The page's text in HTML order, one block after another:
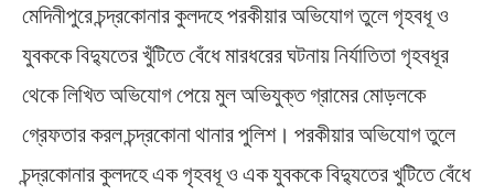
মেদিনীপুরে চন্দ্রকোনার কুলদহে পরকীয়ার অভিযোগ তুলে গৃহবধূ ও
যুবককে বিদ্যুতের খুঁটিতে বেঁধে মারধরের ঘটনায় নির্যাতিতা গৃহবধূর
থেকে লিখিত অভিযোগ পেয়ে মুল অভিযুক্ত গ্রামের মোড়লকে
গ্রেফতার করল চন্দ্রকোনা থানার পুলিশ। পরকীয়ার অভিযোগ তুলে
চন্দ্রকোনার কুলদহে এক গৃহবধূ ও এক যুবককে বিদ্যুতের খুটিতে বেঁধে